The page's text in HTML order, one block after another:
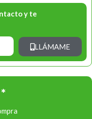
y te
LLÁMAME